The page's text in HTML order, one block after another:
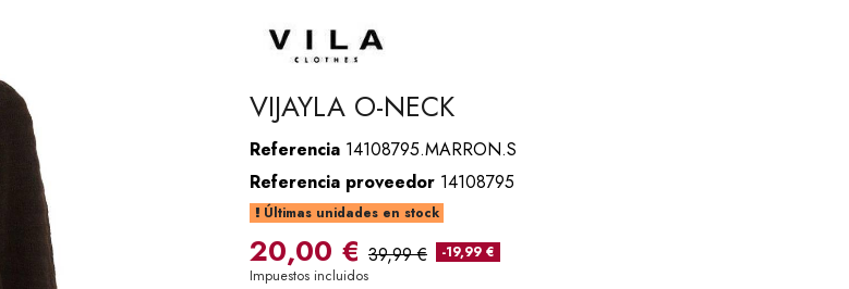
VIJAYLA O-NECK
Referencia 14108795.MARRON.S
Referencia proveedor 14108795
Últimas unidades en stock
20,00 € 39,99 € -19,99 €
Impuestos incluidos